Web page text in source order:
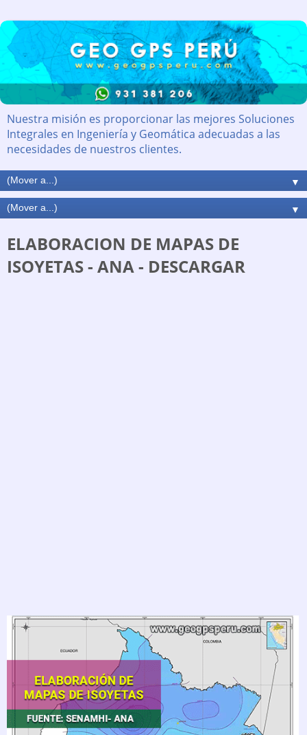
Nuestra misión es proporcionar las mejores Soluciones
Integrales en Ingeniería y Geomática adecuadas a las
necesidades de nuestros clientes.
▼
▼
ELABORACION DE MAPAS DE
ISOYETAS - ANA - DESCARGAR